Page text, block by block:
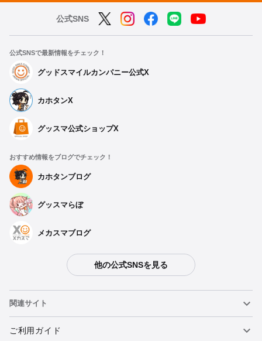
公式SNS
公式SNSで最新情報をチェック！
グッドスマイルカンパニー公式X
カホタンX
グッスマ公式ショップX
おすすめ情報をブログでチェック！
カホタンブログ
グッスマらぼ
メカスマブログ
他の公式SNSを見る
関連サイト
ねんどろいど
ご利用ガイド